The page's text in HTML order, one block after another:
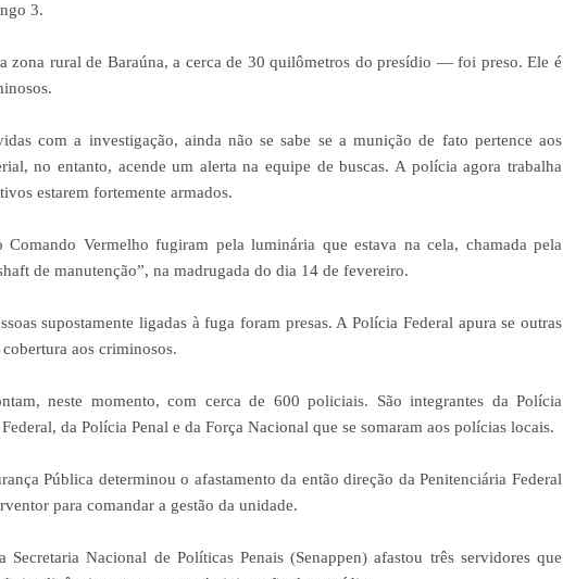
3.
rural de Baraúna, a cerca de 30 quilômetros do presídio — foi preso. Ele é
com a investigação, ainda não se sabe se a munição de fato pertence aos
no entanto, acende um alerta na equipe de buscas. A polícia agora trabalha
estarem fortemente armados.
Comando Vermelho fugiram pela luminária que estava na cela, chamada pela
de manutenção”, na madrugada do dia 14 de fevereiro.
supostamente ligadas à fuga foram presas. A Polícia Federal apura se outras
aos criminosos.
neste momento, com cerca de 600 policiais. São integrantes da Polícia
da Polícia Penal e da Força Nacional que se somaram aos polícias locais.
Pública determinou o afastamento da então direção da Penitenciária Federal
para comandar a gestão da unidade.
Nacional de Políticas Penais (Senappen) afastou três servidores que